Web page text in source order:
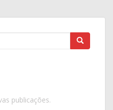
publicações.